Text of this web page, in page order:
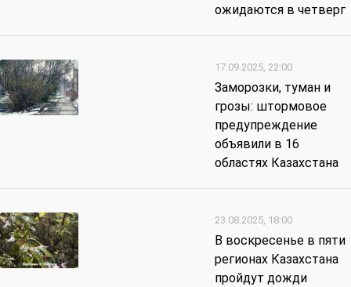
ожидаются в четверг
17.09.2025, 22:00
Заморозки, туман и
грозы: штормовое
предупреждение
объявили в 16
областях Казахстана
23.08.2025, 18:00
В воскресенье в пяти
регионах Казахстана
пройдут дожди